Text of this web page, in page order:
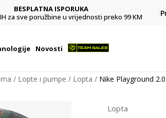
BESPLATNA ISPORUKA
za sve poružbine u vrijednosti preko 99 KM
Novosti
Lopte i pumpe Lopta Nike Playground 2.0
Lopta